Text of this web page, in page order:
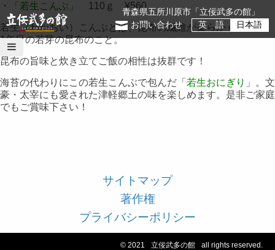
青森県五所川原市「立佞武多の館」
お問い合わせ
英 語 日本語
・「 若生こんぶ 」 110ｇ ¥560
若生（わかおい）こんぶとは、昆布の繊維が柔らかくて薄い、
1年目の若芽の昆布のこと。
昆布の旨味と炊き立てご飯の相性は抜群です！
海苔の代わりにこの若生こんぶで包んだ「 若生おにぎり 」。文
豪・太宰にも愛された津軽郷土の味を楽しめます。是非ご家庭
でもご賞味下さい！
サイトマップ
著作権
プライバシーポリシー
© 2021 立佞武多の館
all rights reserved.